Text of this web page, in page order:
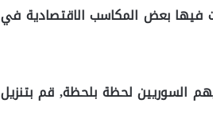
فيها بعض المكاسب الاقتصادية في
السوريين لحظة بلحظة, قم بتنزيل